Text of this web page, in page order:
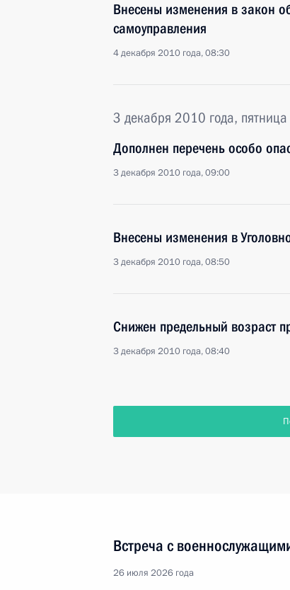
Внесены изменения в закон
самоуправления
4 декабря 2010 года, 08:30
3 декабря 2010 года, пятница
Дополнен перечень особо
3 декабря 2010 года, 09:00
Внесены изменения в
3 декабря 2010 года, 08:50
Снижен предельный возраст
3 декабря 2010 года, 08:40
Встреча с
26 июля 2026 года